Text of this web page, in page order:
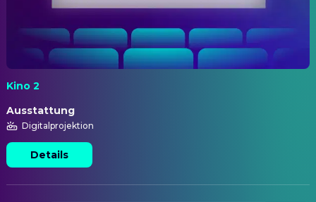
Kino 2
Ausstattung
Digitalprojektion
Details